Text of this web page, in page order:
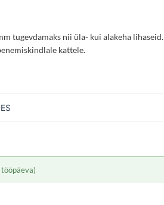
tugevdamaks nii üla- kui alakeha lihaseid.
kattele.